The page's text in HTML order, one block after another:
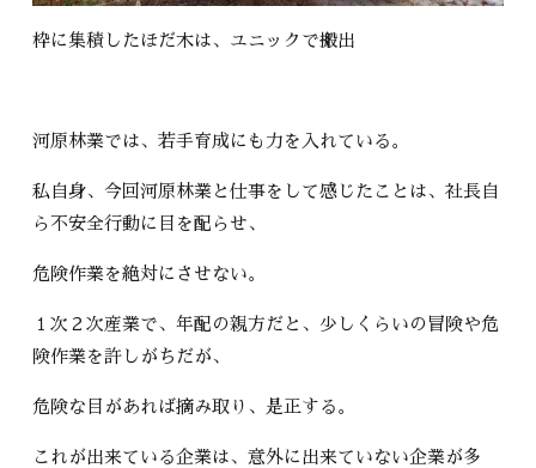
枠に集積したほだ木は、ユニックで搬出
河原林業では、若手育成にも力を入れている。
私自身、今回河原林業と仕事をして感じたことは、社長自
ら不安全行動に目を配らせ、
危険作業を絶対にさせない。
１次２次産業で、年配の親方だと、少しくらいの冒険や危
険作業を許しがちだが、
危険な目があれば摘み取り、是正する。
これが出来ている企業は、意外に出来ていない企業が多